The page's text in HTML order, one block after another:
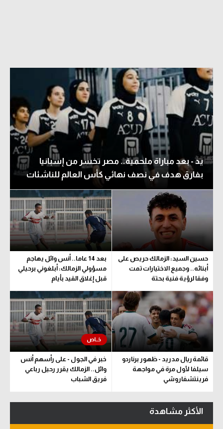
يد - بعد مباراة ملحمية.. مصر تخسر من إسبانيا
بفارق هدف في نصف نهائي كأس العالم للناشئات
حسين السيد: الزمالك حريص على
أبنائه.. وجميع الاختيارات تمت
وفقا لرؤية فنية بحتة
بعد 14 عاما.. أنس وائل يهاجم
مسؤولي الزمالك: أبلغوني برحيلي
قبل إغلاق القيد بأيام
قائمة ريال مدريد - ظهور برناردو
سيلفا لأول مرة في مواجهة
فرينتشفاروشي
خبر في الجول - على رأسهم أنس
وائل.. الزمالك يقرر رحيل رباعي
فريق الشباب
الأكثر مشاهدة